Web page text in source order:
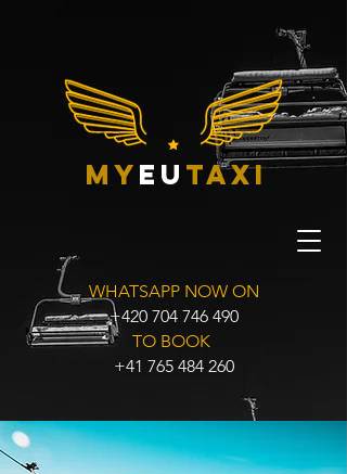
myeu taxi
WHATSAPP NOW ON
+420 704 746 490
TO BOOK
+41 765 484 260